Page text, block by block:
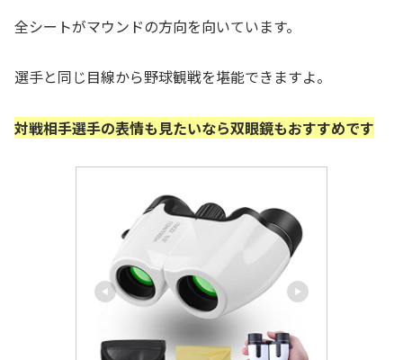
全シートがマウンドの方向を向いています。
選手と同じ目線から野球観戦を堪能できますよ。
対戦相手選手の表情も見たいなら双眼鏡もおすすめです